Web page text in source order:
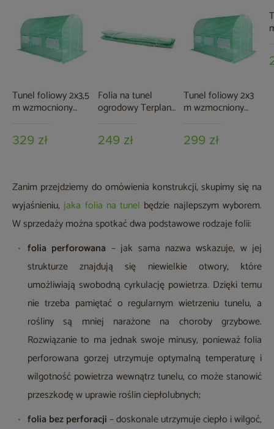
Tunel foliowy 2x3,5
m wzmocniony
329 zł
Folia na tunel
ogrodowy Terplant
249 zł
Tunel foliowy 2x3
m wzmocniony
299 zł
Zanim przejdziemy do omówienia konstrukcji, skupimy się na
wyjaśnieniu,jaka folia na tunel będzie najlepszym wyborem.
W sprzedaży można spotkać dwa podstawowe rodzaje folii:
folia perforowana – jak sama nazwa wskazuje, w jej
strukturze znajdują się niewielkie otwory, które
umożliwiają swobodną cyrkulację powietrza. Dzięki temu
nie trzeba pamiętać o regularnym wietrzeniu tunelu, a
rośliny są mniej narażone na choroby grzybowe.
Rozwiązanie to ma jednak swoje minusy, ponieważ folia
perforowana gorzej utrzymuje optymalną temperaturę i
wilgotność powietrza wewnątrz tunelu, co może stanowić
przeszkodę w uprawie roślin ciepłolubnych;
folia bez perforacji– doskonale utrzymuje ciepło i wilgoć,